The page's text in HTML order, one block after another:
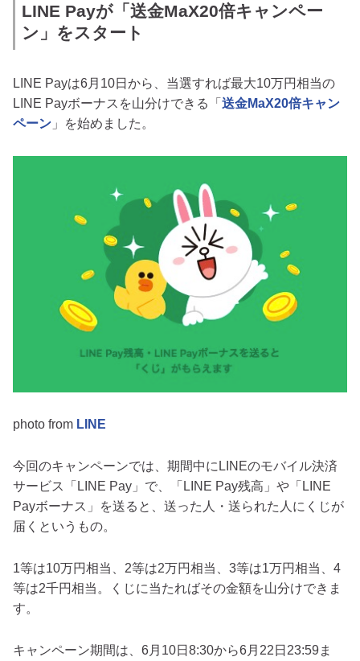
LINE Payが「送金MaX20倍キャンペー
ン」をスタート
LINE Payは6月10日から、当選すれば最大10万円相当の
LINE Payボーナスを山分けできる「 送金MaX20倍キャン
ペーン 」を始めました。
photo from LINE
今回のキャンペーンでは、期間中にLINEのモバイル決済
サービス「LINE Pay」で、「LINE Pay残高」や「LINE
Payボーナス」を送ると、送った人・送られた人にくじが
届くというもの。
1等は10万円相当、2等は2万円相当、3等は1万円相当、4
等は2千円相当。くじに当たればその金額を山分けできま
す。
キャンペーン期間は、6月10日8:30から6月22日23:59ま